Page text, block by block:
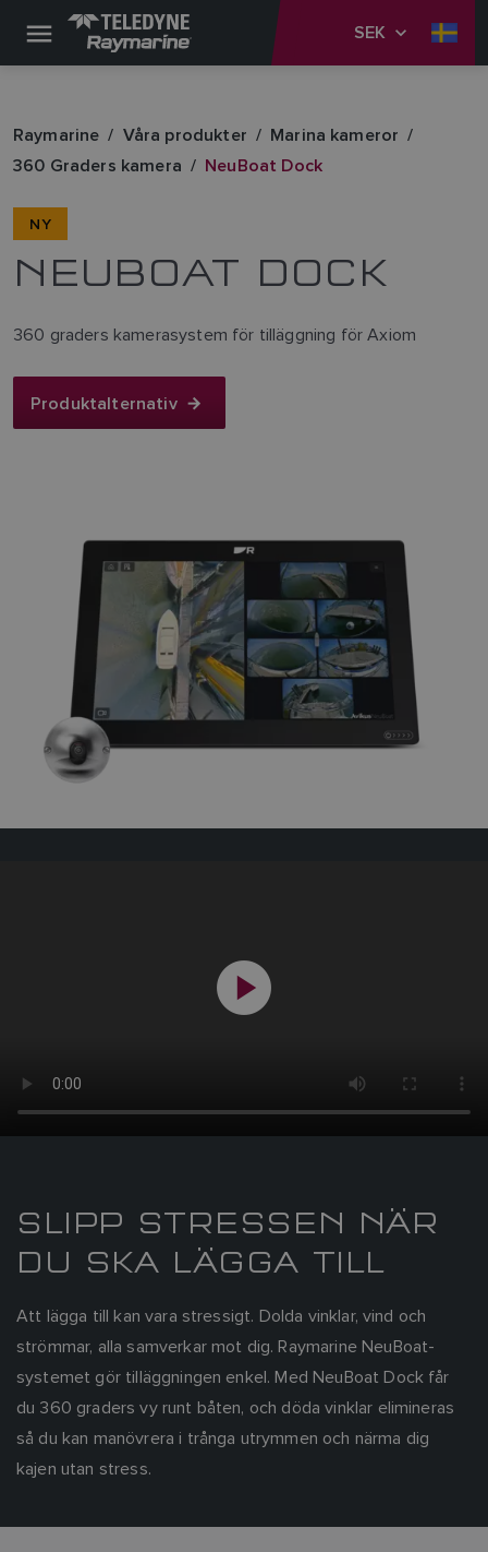
SEK
Raymarine Våra produkter
Marina kameror
360 Graders kamera
NeuBoat Dock
NY
NEUBOAT DOCK
360 graders kamerasystem för tilläggning för Axiom
Produktalternativ
SLIPP STRESSEN NÄR
DU SKA LÄGGA TILL
Att lägga till kan vara stressigt. Dolda vinklar, vind och
strömmar, alla samverkar mot dig. Raymarine NeuBoat-
systemet gör tilläggningen enkel. Med NeuBoat Dock får
du 360 graders vy runt båten, och döda vinklar elimineras
så du kan manövrera i trånga utrymmen och närma dig
kajen utan stress.